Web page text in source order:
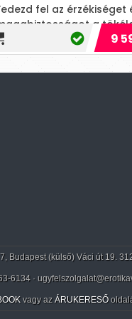
fel az érzékiséget
a
amely
partneredet!
9
Budapest (külső) Váci út 19.
6134 ·
vagy az ÁRUKERESŐ